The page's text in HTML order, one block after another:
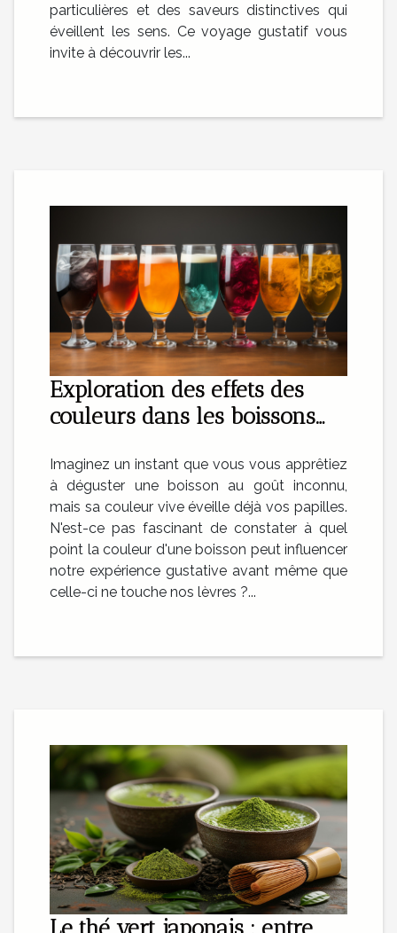
particulières et des saveurs distinctives qui
éveillent les sens. Ce voyage gustatif vous
invite à découvrir les...
Exploration des effets des
couleurs dans les boissons
Imaginez un instant que vous vous apprêtiez
à déguster une boisson au goût inconnu,
mais sa couleur vive éveille déjà vos papilles.
N'est-ce pas fascinant de constater à quel
point la couleur d'une boisson peut influencer
notre expérience gustative avant même que
celle-ci ne touche nos lèvres ?...